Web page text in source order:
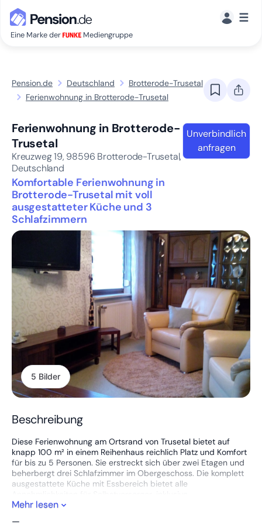
Eine Marke der Mediengruppe
☰
Pension.de Deutschland
Brotterode-Trusetal
Ferienwohnung in Brotterode-Trusetal
Ferienwohnung in Brotterode-
Trusetal
Kreuzweg 19, 98596 Brotterode-Trusetal,
Deutschland
Komfortable Ferienwohnung in
Brotterode-Trusetal mit voll
ausgestatteter Küche und 3
Schlafzimmern
Unverbindlich
anfragen
5 Bilder
Beschreibung
Diese Ferienwohnung am Ortsrand von Trusetal bietet auf
knapp 100 m² in einem Reihenhaus reichlich Platz und Komfort
für bis zu 5 Personen. Sie erstreckt sich über zwei Etagen und
beherbergt drei Schlafzimmer im Obergeschoss. Die komplett
ausgestattete Küche mit Essbereich bietet alle
Kaffeemaschine, Spülmaschine, Küchenutensilien und einem
Mehr lesen
—